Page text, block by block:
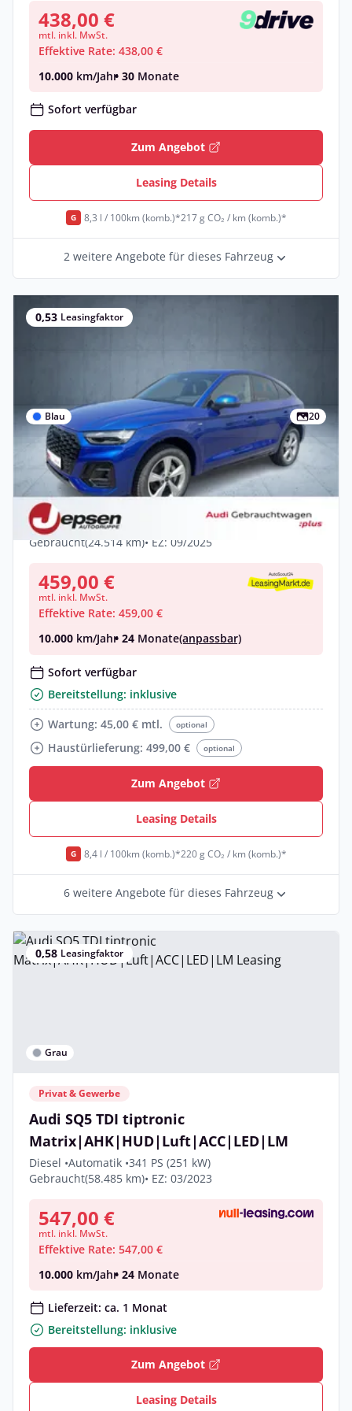
438,00 €
mtl. inkl. MwSt.
Effektive Rate: 438,00 €
10.000 km/Jahr• 30 Monate
Sofort verfügbar
Zum Angebot
Leasing Details
G 8,3 l / 100km (komb.)*217 g CO₂ / km (komb.)*
2 weitere Angebote für dieses Fahrzeug
0,53 Leasingfaktor
Blau 20
Privat & Gewerbe
Audi Q5 Sportback S line business 50 TDI
qu. tiptr.
Diesel •Automatik •
Gebraucht(24.514 km)• EZ: 09/2025
459,00 €
mtl. inkl. MwSt.
Effektive Rate: 459,00 €
10.000 km/Jahr• 24 Monate(anpassbar)
Sofort verfügbar
Bereitstellung: inklusive
Wartung: 45,00 € mtl.
optional
Haustürlieferung: 499,00 € optional
Zum Angebot
Leasing Details
G 8,4 l / 100km (komb.)*220 g CO₂ / km (komb.)*
6 weitere Angebote für dieses Fahrzeug
0,58 Leasingfaktor
Grau
Privat & Gewerbe
Audi SQ5 TDI tiptronic
Matrix|AHK|HUD|Luft|ACC|LED|LM
Diesel •Automatik •341 PS (251 kW)
Gebraucht(58.485 km)• EZ: 03/2023
547,00 €
mtl. inkl. MwSt.
Effektive Rate: 547,00 €
10.000 km/Jahr• 24 Monate
Lieferzeit: ca. 1 Monat
Bereitstellung: inklusive
Zum Angebot
Leasing Details